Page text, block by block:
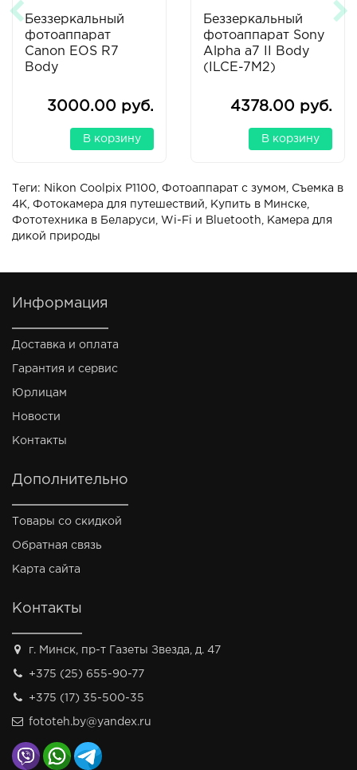
Беззеркальный
фотоаппарат
Canon EOS R7
Body
3000.00 руб.
В корзину
Беззеркальный
фотоаппарат Sony
Alpha a7 II Body
(ILCE-7M2)
4378.00 руб.
В корзину
Теги: Nikon Coolpix P1100 Фотоаппарат с зумом
Съемка в
4K
Фотокамера для путешествий Купить в Минске
Фототехника в Беларуси
Wi-Fi и Bluetooth
Камера для
дикой природы
Информация
Доставка и оплата
Гарантия и сервис
Юрлицам
Новости
Контакты
Дополнительно
Товары со скидкой
Обратная связь
Карта сайта
Контакты
г. Минск, пр-т Газеты Звезда, д. 47
+375 (25) 655-90-77
+375 (17) 35-500-35
fototeh.by@yandex.ru